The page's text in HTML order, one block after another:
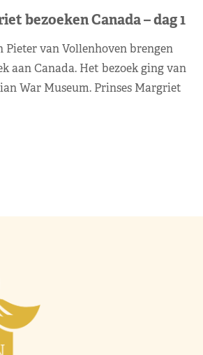
bezoeken Canada – dag 1
Pieter van Vollenhoven brengen
aan Canada. Het bezoek ging van
War Museum. Prinses Margriet